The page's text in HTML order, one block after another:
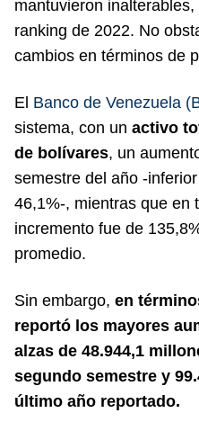
mantuvieron
ranking de 2022. No
cambios en términos de
El Banco de Venezuela
sistema, con un activo
de bolívares, un
semestre del año -
46,1%-, mientras que en
incremento fue de
promedio.
Sin embargo, en
reportó los mayores
alzas de 48.944,1
segundo semestre y
último año reportado.